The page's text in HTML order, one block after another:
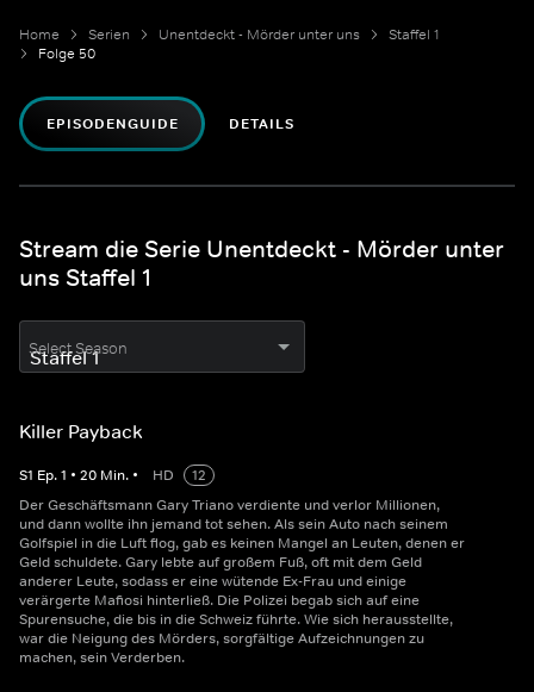
Home Serien Unentdeckt - Mörder unter uns
Staffel 1
Folge 50
EPISODENGUIDE DETAILS
Stream die Serie Unentdeckt - Mörder unter
uns Staffel 1
Select Season
Killer Payback
S1 Ep.1 • 20 Min. • HD
12
Der Geschäftsmann Gary Triano verdiente und verlor Millionen,
und dann wollte ihn jemand tot sehen. Als sein Auto nach seinem
Golfspiel in die Luft flog, gab es keinen Mangel an Leuten, denen er
Geld schuldete. Gary lebte auf großem Fuß, oft mit dem Geld
anderer Leute, sodass er eine wütende Ex-Frau und einige
verärgerte Mafiosi hinterließ. Die Polizei begab sich auf eine
Spurensuche, die bis in die Schweiz führte. Wie sich herausstellte,
war die Neigung des Mörders, sorgfältige Aufzeichnungen zu
machen, sein Verderben.